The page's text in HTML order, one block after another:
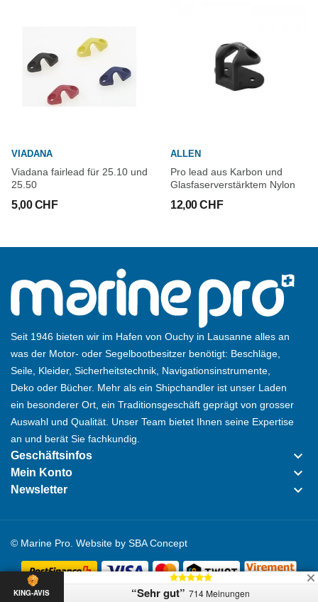
VIADANA
Viadana fairlead für 25.10 und
25.50
5,00 CHF
ALLEN
Pro lead aus Karbon und
Glasfaserverstärktem Nylon
12,00 CHF
Seit 1946 bieten wir im Hafen von Ouchy in Lausanne alles an
was der Motor- oder Segelbootbesitzer benötigt: Beschläge,
Seile, Kleider, Sicherheitstechnik, Navigationsinstrumente,
Deko oder Bücher. Mehr als ein Shipchandler ist unser Laden
ein besonderer Ort, ein Traditionsgeschäft geprägt von grosser
Auswahl und Qualität. Unser Team bietet Ihnen seine Expertise
an und berät Sie fachkundig.
Geschäftsinfos keyboard_arrow_down
Mein Konto keyboard_arrow_down
Newsletter keyboard_arrow_down
© Marine Pro. Website by SBA Concept
KING-AVIS “Sehr gut” 714 Meinungen